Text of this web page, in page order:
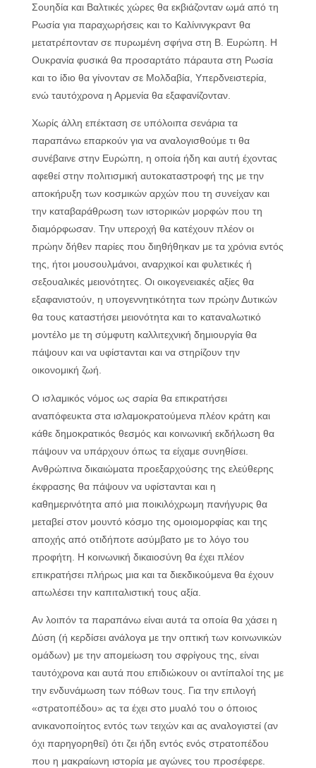
Σουηδία και Βαλτικές χώρες θα εκβιάζονταν ωμά από τη
Ρωσία για παραχωρήσεις και το Καλίνινγκραντ θα
μετατρέπονταν σε πυρωμένη σφήνα στη Β. Ευρώπη. Η
Ουκρανία φυσικά θα προσαρτάτο πάραυτα στη Ρωσία
και το ίδιο θα γίνονταν σε Μολδαβία, Υπερδνειστερία,
ενώ ταυτόχρονα η Αρμενία θα εξαφανίζονταν.
Χωρίς άλλη επέκταση σε υπόλοιπα σενάρια τα
παραπάνω επαρκούν για να αναλογισθούμε τι θα
συνέβαινε στην Ευρώπη, η οποία ήδη και αυτή έχοντας
αφεθεί στην πολιτισμική αυτοκαταστροφή της με την
αποκήρυξη των κοσμικών αρχών που τη συνείχαν και
την καταβαράθρωση των ιστορικών μορφών που τη
διαμόρφωσαν. Την υπεροχή θα κατέχουν πλέον οι
πρώην δήθεν παρίες που διηθήθηκαν με τα χρόνια εντός
της, ήτοι μουσουλμάνοι, αναρχικοί και φυλετικές ή
σεξουαλικές μειονότητες. Οι οικογενειακές αξίες θα
εξαφανιστούν, η υπογεννητικότητα των πρώην Δυτικών
θα τους καταστήσει μειονότητα και το καταναλωτικό
μοντέλο με τη σύμφυτη καλλιτεχνική δημιουργία θα
πάψουν και να υφίστανται και να στηρίζουν την
οικονομική ζωή.
Ο ισλαμικός νόμος ως σαρία θα επικρατήσει
αναπόφευκτα στα ισλαμοκρατούμενα πλέον κράτη και
κάθε δημοκρατικός θεσμός και κοινωνική εκδήλωση θα
πάψουν να υπάρχουν όπως τα είχαμε συνηθίσει.
Ανθρώπινα δικαιώματα προεξαρχούσης της ελεύθερης
έκφρασης θα πάψουν να υφίστανται και η
καθημερινότητα από μια ποικιλόχρωμη πανήγυρις θα
μεταβεί στον μουντό κόσμο της ομοιομορφίας και της
αποχής από οτιδήποτε ασύμβατο με το λόγο του
προφήτη. Η κοινωνική δικαιοσύνη θα έχει πλέον
επικρατήσει πλήρως μια και τα διεκδικούμενα θα έχουν
απωλέσει την καπιταλιστική τους αξία.
Αν λοιπόν τα παραπάνω είναι αυτά τα οποία θα χάσει η
Δύση (ή κερδίσει ανάλογα με την οπτική των κοινωνικών
ομάδων) με την απομείωση του σφρίγους της, είναι
ταυτόχρονα και αυτά που επιδιώκουν οι αντίπαλοί της με
την ενδυνάμωση των πόθων τους. Για την επιλογή
«στρατοπέδου» ας τα έχει στο μυαλό του ο όποιος
ανικανοποίητος εντός των τειχών και ας αναλογιστεί (αν
όχι παρηγορηθεί) ότι ζει ήδη εντός ενός στρατοπέδου
που η μακραίωνη ιστορία με αγώνες του προσέφερε.